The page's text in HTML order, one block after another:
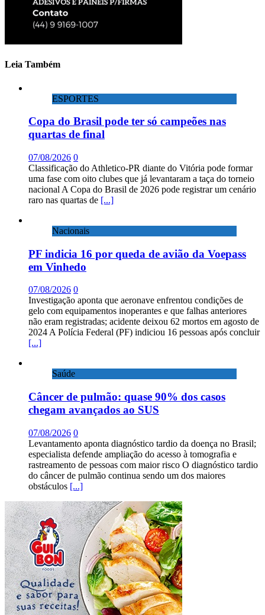
Leia Também
ESPORTES
Copa do Brasil pode ter só campeões nas
quartas de final
07/08/2026 0
Classificação do Athletico-PR diante do Vitória pode formar
uma fase com oito clubes que já levantaram a taça do torneio
nacional A Copa do Brasil de 2026 pode registrar um cenário
raro nas quartas de [...]
Nacionais
PF indicia 16 por queda de avião da Voepass
em Vinhedo
07/08/2026 0
Investigação aponta que aeronave enfrentou condições de
gelo com equipamentos inoperantes e que falhas anteriores
não eram registradas; acidente deixou 62 mortos em agosto de
2024 A Polícia Federal (PF) indiciou 16 pessoas após concluir
[...]
Saúde
Câncer de pulmão: quase 90% dos casos
chegam avançados ao SUS
07/08/2026 0
Levantamento aponta diagnóstico tardio da doença no Brasil;
especialista defende ampliação do acesso à tomografia e
rastreamento de pessoas com maior risco O diagnóstico tardio
do câncer de pulmão continua sendo um dos maiores
obstáculos [...]